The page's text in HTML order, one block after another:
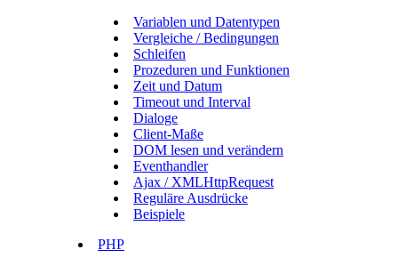
Variablen und Datentypen
Vergleiche / Bedingungen
Schleifen
Prozeduren und Funktionen
Zeit und Datum
Timeout und Interval
Dialoge
Client-Maße
DOM lesen und verändern
Eventhandler
Ajax / XMLHttpRequest
Reguläre Ausdrücke
Beispiele
PHP